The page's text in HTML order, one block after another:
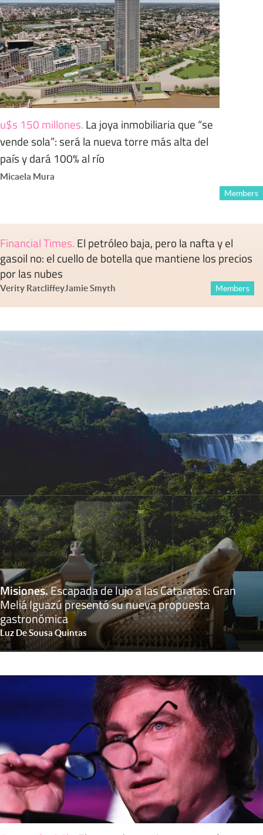
u$s 150 millones. La joya inmobiliaria que “se
vende sola”: será la nueva torre más alta del
país y dará 100% al río
Micaela Mura
Members
Financial Times. El petróleo baja, pero la nafta y el
gasoil no: el cuello de botella que mantiene los precios
por las nubes
Verity RatcliffeyJamie Smyth Members
Misiones.Escapada de lujo a las Cataratas: Gran
Meliá Iguazú presentó su nueva propuesta
gastronómica
Luz De Sousa Quintas